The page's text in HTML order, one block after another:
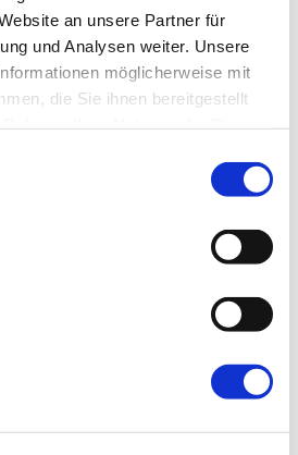
an unsere Partner für
und Analysen weiter. Unsere
möglicherweise mit
die Sie ihnen bereitgestellt
*